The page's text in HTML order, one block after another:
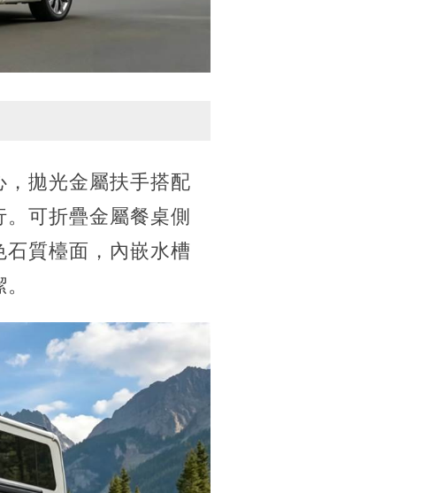
拋光金屬扶手搭配
可折疊金屬餐桌側
質檯面，內嵌水槽